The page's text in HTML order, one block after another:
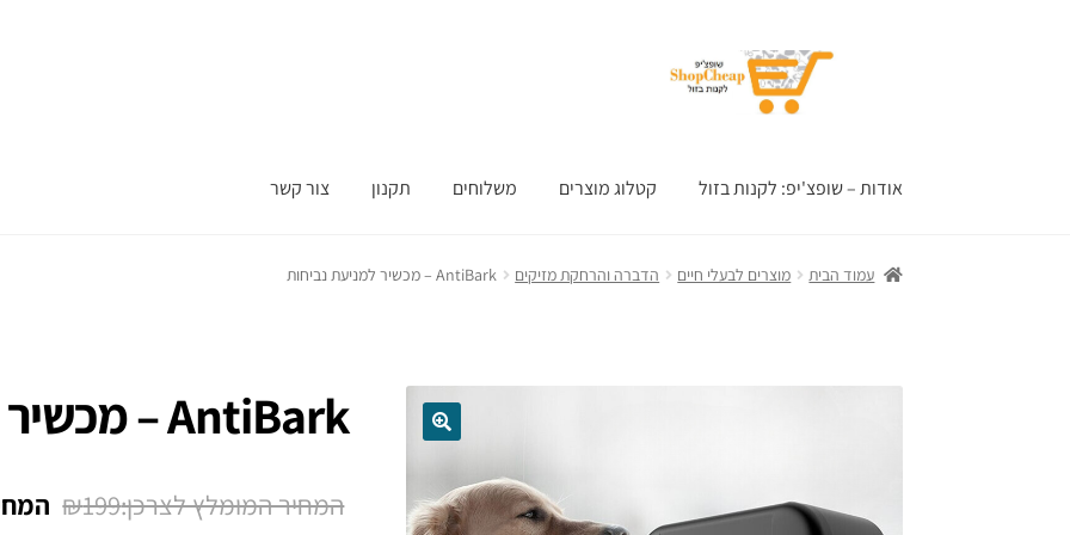
אודות – שופצ'יפ: לקנות בזול קטלוג מוצרים משלוחים תקנון צור קשר
עמוד הבית מוצרים לבעלי חיים הדברה והרחקת מזיקים AntiBark – מכשיר למניעת נביחות
AntiBark – מכשיר למניעת נביחות
₪199